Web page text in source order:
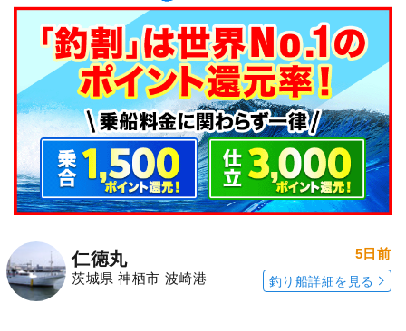
仁徳丸
茨城県 神栖市 波崎港
5日前
釣り船詳細を見る